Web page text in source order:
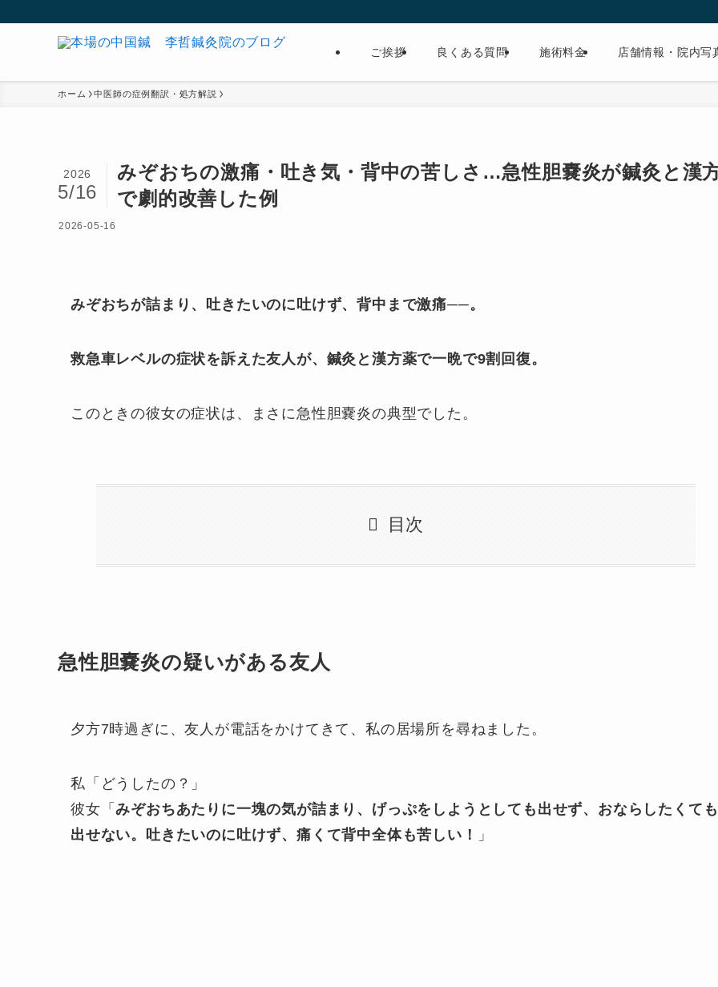
ご挨拶 良くある質問 施術料金 店舗情報・院内写
ホーム 中医師の症例翻訳・処方解説
みぞおちの激痛・吐き気・背中の苦しさ…急性胆嚢炎が鍼灸と漢
で劇的改善した例
2026
5/16
2026-05-16
みぞおちが詰まり、吐きたいのに吐けず、背中まで激痛──。
救急車レベルの症状を訴えた友人が、鍼灸と漢方薬で一晩で9割回復。
このときの彼女の症状は、まさに急性胆嚢炎の典型でした。
目次
急性胆嚢炎の疑いがある友人
夕方7時過ぎに、友人が電話をかけてきて、私の居場所を尋ねました。
私「どうしたの？」
彼女「みぞおちあたりに一塊の気が詰まり、げっぷをしようとしても出せず、おならしたくても
出せない。吐きたいのに吐けず、痛くて背中全体も苦しい！
」